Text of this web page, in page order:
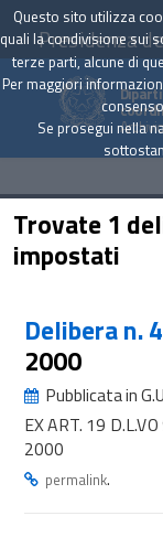
Presidenza
Trovate 1
impostati
Delibera n.
2000
Pubblicata in
EX ART. 19
2000
permalink.
Questo sito utilizza
quali la condivisione sui
terze parti, alcune di
Per maggiori
Se prosegui nella